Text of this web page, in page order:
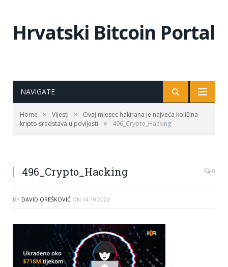
Hrvatski Bitcoin Portal
NAVIGATE
Home » Vijesti »
Ovaj mjesec hakirana je najveća količina
kripto sredstava u povijesti
» 496_Crypto_Hacking
496_Crypto_Hacking 0
BY DAVID OREŠKOVIĆ ON 14.10.2022